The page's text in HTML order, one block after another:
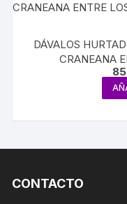
DÁVALOS
CRANEANA
CONTACTO